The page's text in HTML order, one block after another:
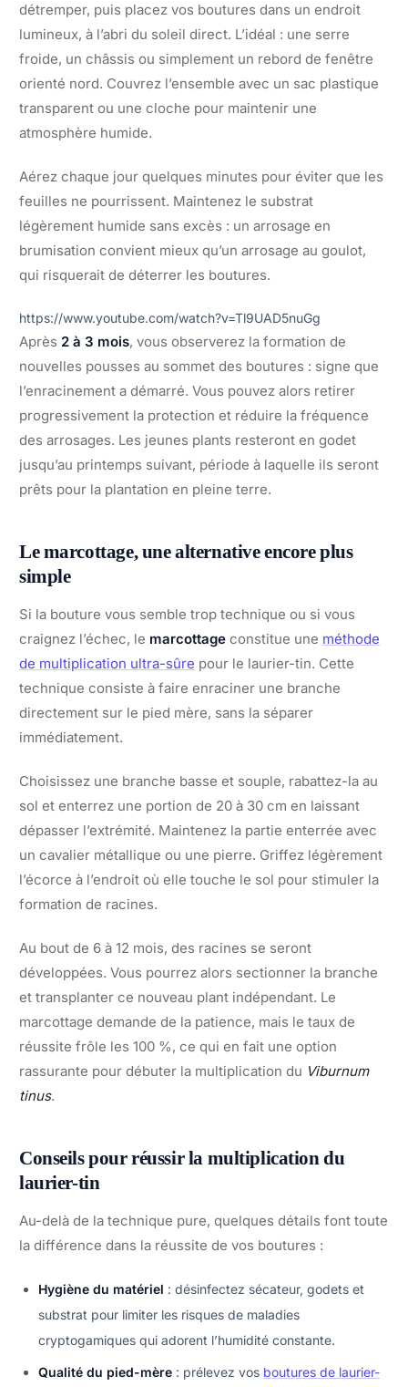
détremper, puis placez vos boutures dans un endroit
lumineux, à l’abri du soleil direct. L’idéal : une serre
froide, un châssis ou simplement un rebord de fenêtre
orienté nord. Couvrez l’ensemble avec un sac plastique
transparent ou une cloche pour maintenir une
atmosphère humide.
Aérez chaque jour quelques minutes pour éviter que les
feuilles ne pourrissent. Maintenez le substrat
légèrement humide sans excès : un arrosage en
brumisation convient mieux qu’un arrosage au goulot,
qui risquerait de déterrer les boutures.
https://www.youtube.com/watch?v=Tl9UAD5nuGg
Après 2 à 3 mois, vous observerez la formation de
nouvelles pousses au sommet des boutures : signe que
l’enracinement a démarré. Vous pouvez alors retirer
progressivement la protection et réduire la fréquence
des arrosages. Les jeunes plants resteront en godet
jusqu’au printemps suivant, période à laquelle ils seront
prêts pour la plantation en pleine terre.
Le marcottage, une alternative encore plus
simple
Si la bouture vous semble trop technique ou si vous
craignez l’échec, le marcottage constitue une méthode
de multiplication ultra-sûre pour le laurier-tin. Cette
technique consiste à faire enraciner une branche
directement sur le pied mère, sans la séparer
immédiatement.
Choisissez une branche basse et souple, rabattez-la au
sol et enterrez une portion de 20 à 30 cm en laissant
dépasser l’extrémité. Maintenez la partie enterrée avec
un cavalier métallique ou une pierre. Griffez légèrement
l’écorce à l’endroit où elle touche le sol pour stimuler la
formation de racines.
Au bout de 6 à 12 mois, des racines se seront
développées. Vous pourrez alors sectionner la branche
et transplanter ce nouveau plant indépendant. Le
marcottage demande de la patience, mais le taux de
réussite frôle les 100 %, ce qui en fait une option
rassurante pour débuter la multiplication du Viburnum
tinus.
Conseils pour réussir la multiplication du
laurier-tin
Au-delà de la technique pure, quelques détails font toute
la différence dans la réussite de vos boutures :
Hygiène du matériel : désinfectez sécateur, godets et
substrat pour limiter les risques de maladies
cryptogamiques qui adorent l’humidité constante.
Qualité du pied-mère : prélevez vos boutures de laurier-